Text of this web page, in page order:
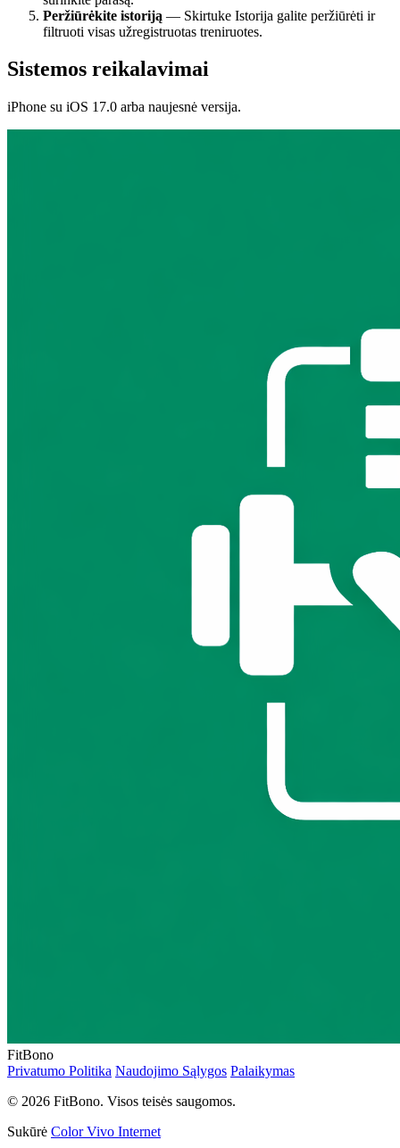
Peržiūrėkite istoriją — Skirtuke Istorija galite peržiūrėti ir
filtruoti visas užregistruotas treniruotes.
Sistemos reikalavimai
iPhone su iOS 17.0 arba naujesnė versija.
FitBono
Privatumo Politika Naudojimo Sąlygos Palaikymas
© 2026 FitBono. Visos teisės saugomos.
Sukūrė Color Vivo Internet